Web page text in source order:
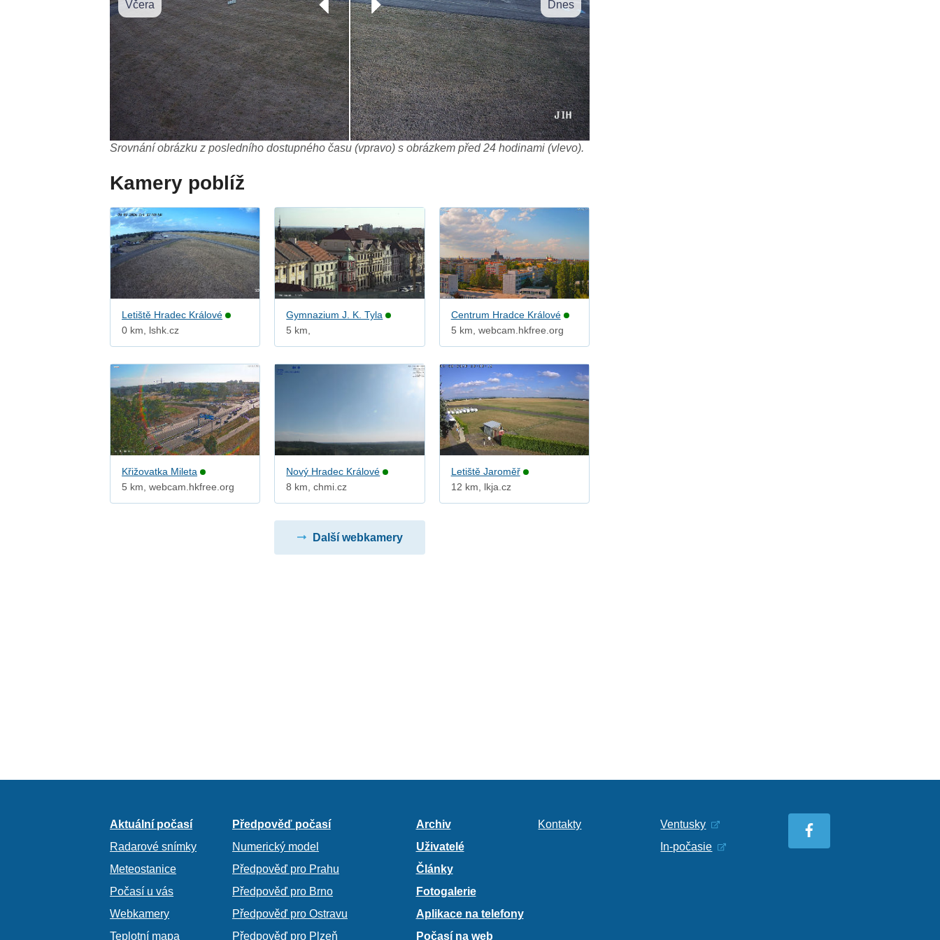
Včera Dnes
Srovnání obrázku z posledního dostupného času (vpravo) s obrázkem před 24 hodinami (vlevo).
Kamery poblíž
Letiště Hradec Králové
0 km, lshk.cz
Gymnazium J. K. Tyla
5 km,
Centrum Hradce Králové
5 km, webcam.hkfree.org
Křižovatka Mileta
5 km, webcam.hkfree.org
Nový Hradec Králové
8 km, chmi.cz
Letiště Jaroměř
12 km, lkja.cz
Další webkamery
Aktuální počasí
Radarové snímky
Meteostanice
Počasí u vás
Webkamery
Teplotní mapa
Předpověď počasí
Numerický model
Předpověď pro Prahu
Předpověď pro Brno
Předpověď pro Ostravu
Předpověď pro Plzeň
Archiv
Uživatelé
Články
Fotogalerie
Aplikace na telefony
Počasí na web
Kontakty
Ventusky
In-počasie